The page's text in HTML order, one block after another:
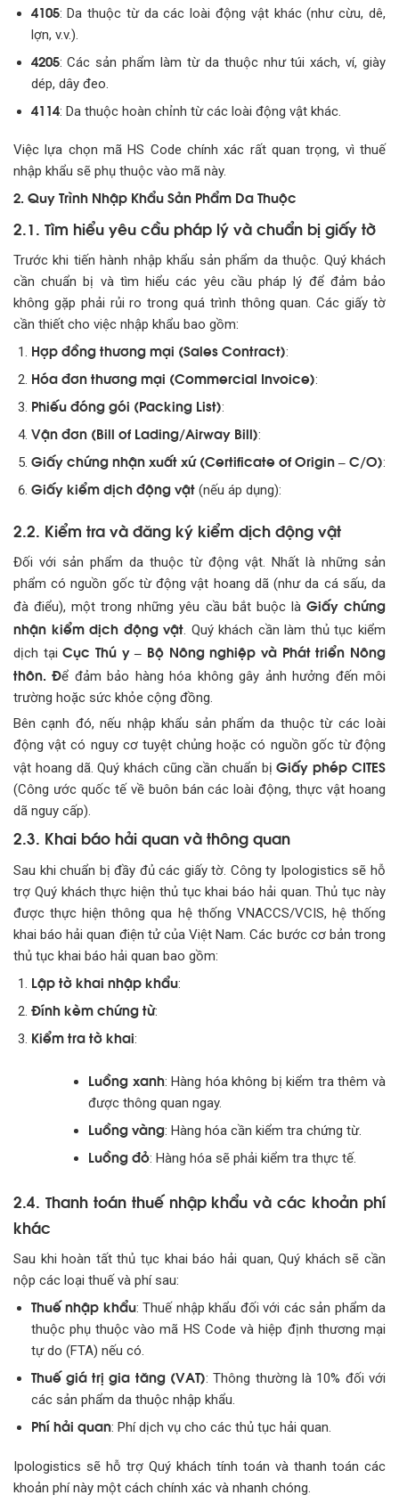
4105: Da thuộc từ da các loài động vật khác (như cừu, dê,
lợn, v.v.).
4205: Các sản phẩm làm từ da thuộc như túi xách, ví, giày
dép, dây đeo.
4114: Da thuộc hoàn chỉnh từ các loài động vật khác.
Việc lựa chọn mã HS Code chính xác rất quan trọng, vì thuế
nhập khẩu sẽ phụ thuộc vào mã này.
2. Quy Trình Nhập Khẩu Sản Phẩm Da Thuộc
2.1. Tìm hiểu yêu cầu pháp lý và chuẩn bị giấy tờ
Trước khi tiến hành nhập khẩu sản phẩm da thuộc. Quý khách
cần chuẩn bị và tìm hiểu các yêu cầu pháp lý để đảm bảo
không gặp phải rủi ro trong quá trình thông quan. Các giấy tờ
cần thiết cho việc nhập khẩu bao gồm:
Hợp đồng thương mại (Sales Contract):
Hóa đơn thương mại (Commercial Invoice):
Phiếu đóng gói (Packing List):
Vận đơn (Bill of Lading/Airway Bill):
Giấy chứng nhận xuất xứ (Certificate of Origin – C/O):
Giấy kiểm dịch động vật(nếu áp dụng):
2.2. Kiểm tra và đăng ký kiểm dịch động vật
Đối với sản phẩm da thuộc từ động vật. Nhất là những sản
phẩm có nguồn gốc từ động vật hoang dã (như da cá sấu, da
đà điểu), một trong những yêu cầu bắt buộc là Giấy chứng
nhận kiểm dịch động vật. Quý khách cần làm thủ tục kiểm
dịch tạiCục Thú y – Bộ Nông nghiệp và Phát triển Nông
thôn. Để đảm bảo hàng hóa không gây ảnh hưởng đến môi
trường hoặc sức khỏe cộng đồng.
Bên cạnh đó, nếu nhập khẩu sản phẩm da thuộc từ các loài
động vật có nguy cơ tuyệt chủng hoặc có nguồn gốc từ động
vật hoang dã. Quý khách cũng cần chuẩn bịGiấy phép CITES
(Công ước quốc tế về buôn bán các loài động, thực vật hoang
dã nguy cấp).
2.3. Khai báo hải quan và thông quan
Sau khi chuẩn bị đầy đủ các giấy tờ. Công ty Ipologistics sẽ hỗ
trợ Quý khách thực hiện thủ tục khai báo hải quan. Thủ tục này
được thực hiện thông qua hệ thống VNACCS/VCIS, hệ thống
khai báo hải quan điện tử của Việt Nam. Các bước cơ bản trong
thủ tục khai báo hải quan bao gồm:
Lập tờ khai nhập khẩu:
Đính kèm chứng từ:
Kiểm tra tờ khai:
Luồng xanh: Hàng hóa không bị kiểm tra thêm và
được thông quan ngay.
Luồng vàng: Hàng hóa cần kiểm tra chứng từ.
Luồng đỏ: Hàng hóa sẽ phải kiểm tra thực tế.
2.4. Thanh toán thuế nhập khẩu và các khoản phí
khác
Sau khi hoàn tất thủ tục khai báo hải quan, Quý khách sẽ cần
nộp các loại thuế và phí sau:
Thuế nhập khẩu: Thuế nhập khẩu đối với các sản phẩm da
thuộc phụ thuộc vào mã HS Code và hiệp định thương mại
tự do (FTA) nếu có.
Thuế giá trị gia tăng (VAT): Thông thường là 10% đối với
các sản phẩm da thuộc nhập khẩu.
Phí hải quan: Phí dịch vụ cho các thủ tục hải quan.
Ipologistics sẽ hỗ trợ Quý khách tính toán và thanh toán các
khoản phí này một cách chính xác và nhanh chóng.